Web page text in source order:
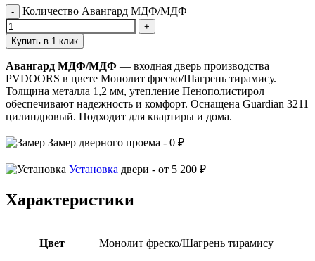
Количество Авангард МДФ/МДФ
Купить в 1 клик
Авангард МДФ/МДФ — входная дверь производства
PVDOORS в цвете Монолит фреско/Шагрень тирамису.
Толщина металла 1,2 мм, утепление Пенополистирол
обеспечивают надежность и комфорт. Оснащена Guardian 3211
цилиндровый. Подходит для квартиры и дома.
Замер дверного проема - 0 ₽
Установка двери - от 5 200 ₽
Характеристики
Цвет Монолит фреско/Шагрень тирамису